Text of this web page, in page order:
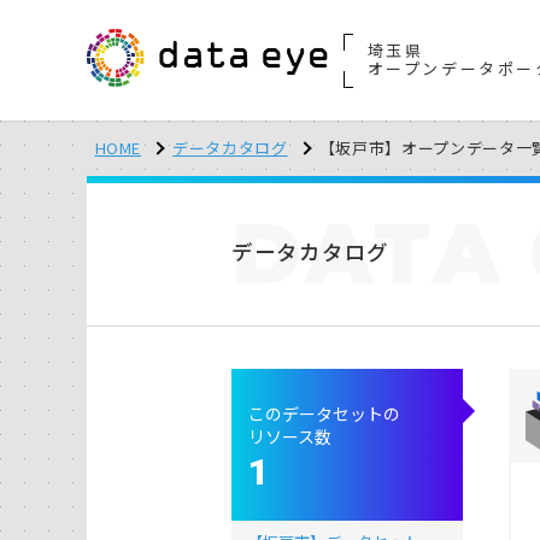
埼玉県
オープンデータポー
HOME データカタログ 【坂戸市】オープンデータ一
データカタログ
DATA
このデータセットの
リソース数
1